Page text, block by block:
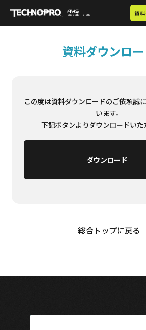
資
資料ダウンロ
この度は資料ダウンロードのご依頼誠
います。
下記ボタンよりダウンロードいた
ダウンロード
総合トップに戻る